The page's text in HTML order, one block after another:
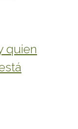
quien